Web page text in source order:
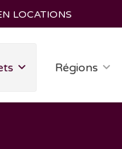
LOCATIONS
Régions